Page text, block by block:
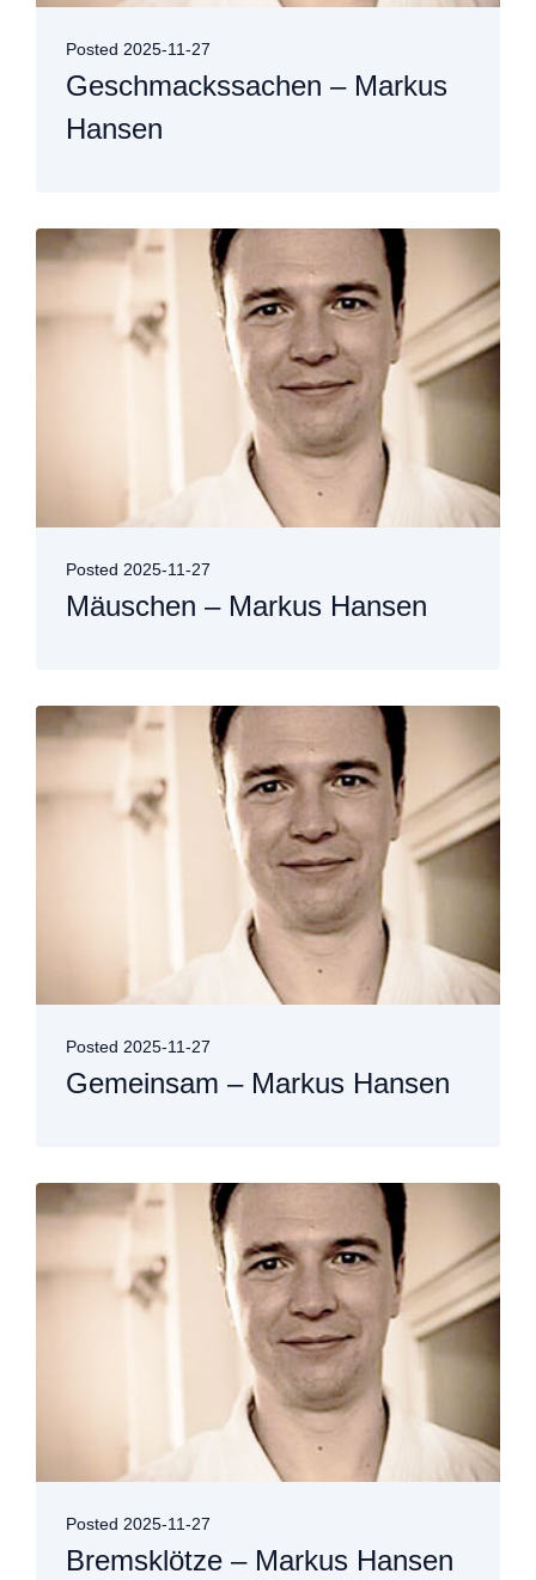
Posted 2025-11-27
Geschmackssachen – Markus
Hansen
Posted 2025-11-27
Mäuschen – Markus Hansen
Posted 2025-11-27
Gemeinsam – Markus Hansen
Posted 2025-11-27
Bremsklötze – Markus Hansen